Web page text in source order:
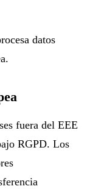
datos
fuera del EEE
RGPD. Los